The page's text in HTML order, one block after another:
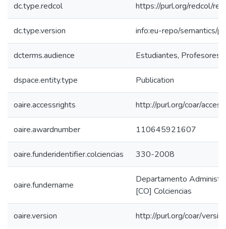
dc.type.redcol https://purl.org/redcol/
dc.type.version info:eu-repo/semantics/
dcterms.audience Estudiantes, Profesores,
dspace.entity.type Publication
oaire.accessrights http://purl.org/coar/
oaire.awardnumber 110645921607
oaire.funderidentifier.colciencias 330-2008
oaire.fundername
Departamento
[CO] Colciencias
oaire.version http://purl.org/coar/